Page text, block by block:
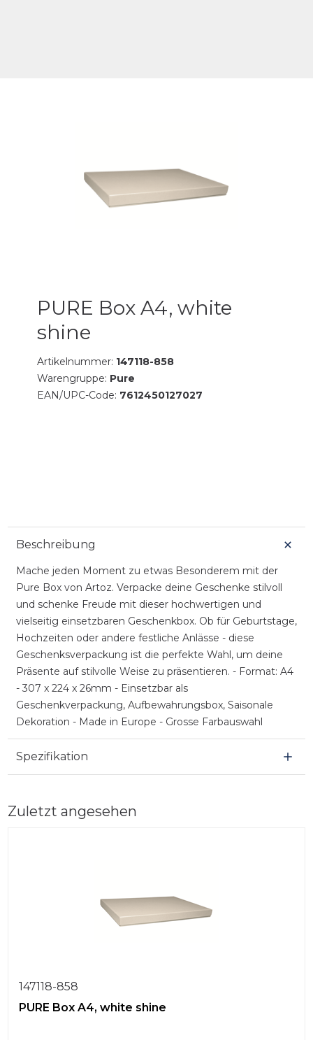
PURE Box A4, white
shine
Artikelnummer: 147118-858
Warengruppe: Pure
EAN/UPC-Code: 7612450127027
Beschreibung
Mache jeden Moment zu etwas Besonderem mit der
Pure Box von Artoz. Verpacke deine Geschenke stilvoll
und schenke Freude mit dieser hochwertigen und
vielseitig einsetzbaren Geschenkbox. Ob für Geburtstage,
Hochzeiten oder andere festliche Anlässe - diese
Geschenksverpackung ist die perfekte Wahl, um deine
Präsente auf stilvolle Weise zu präsentieren. - Format: A4
- 307 x 224 x 26mm - Einsetzbar als
Geschenkverpackung, Aufbewahrungsbox, Saisonale
Dekoration - Made in Europe - Grosse Farbauswahl
Spezifikation
Zuletzt angesehen
147118-858
PURE Box A4, white shine